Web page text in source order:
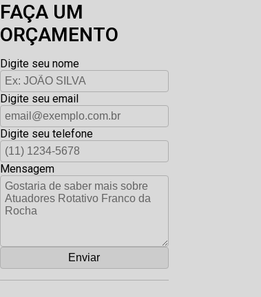
FAÇA UM
ORÇAMENTO
Digite seu nome
Digite seu email
Digite seu telefone
Mensagem